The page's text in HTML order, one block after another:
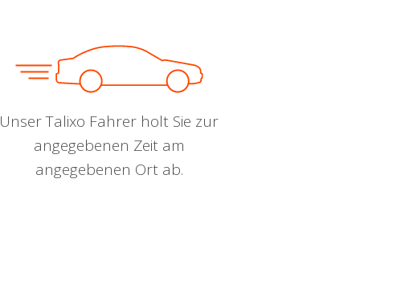
Unser Talixo Fahrer holt Sie zur
angegebenen Zeit am
angegebenen Ort ab.